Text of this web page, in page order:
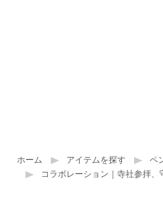
ホーム アイテムを探す
ペ
コラボレーション｜寺社参拝